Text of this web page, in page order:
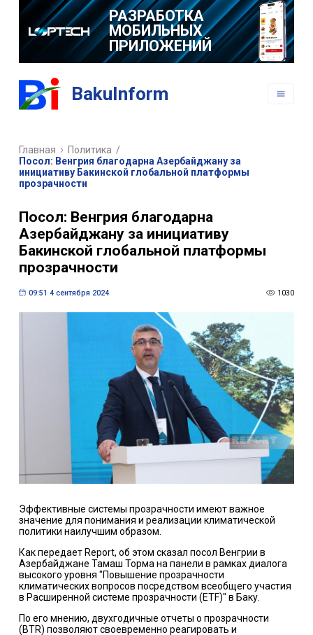
РАЗРАБОТКА
МОБИЛЬНЫХ
ПРИЛОЖЕНИЙ
BakuInform
Главная Политика /
Посол: Венгрия благодарна Азербайджану за
инициативу Бакинской глобальной платформы
прозрачности
Посол: Венгрия благодарна
Азербайджану за инициативу
Бакинской глобальной платформы
прозрачности
09:51 4 сентября 2024 1030
Эффективные системы прозрачности имеют важное
значение для понимания и реализации климатической
политики наилучшим образом.
Как передает Report, об этом сказал посол Венгрии в
Азербайджане Тамаш Торма на панели в рамках диалога
высокого уровня "Повышение прозрачности
климатических вопросов посредством всеобщего участия
в Расширенной системе прозрачности (ETF)" в Баку.
По его мнению, двухгодичные отчеты о прозрачности
(BTR) позволяют своевременно реагировать и